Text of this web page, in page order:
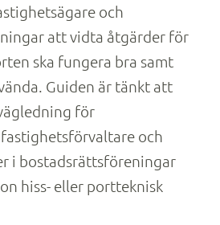
och
att vidta åtgärder för
ska fungera bra samt
Guiden är tänkt att
för
och
i bostadsrättsföreningar
hiss- eller portteknisk